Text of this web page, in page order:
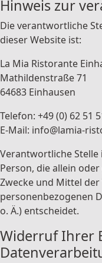
Hinweis zur
Die verantwortliche
dieser Website ist:
La Mia Ristorante
Mathildenstraße 71
64683 Einhausen
Telefon: +49 (0) 62 51
E-Mail: info@lamia-
Verantwortliche
Person, die allein
Zwecke und Mittel
personenbezogenen
o. Ä.) entscheidet.
Widerruf Ihrer